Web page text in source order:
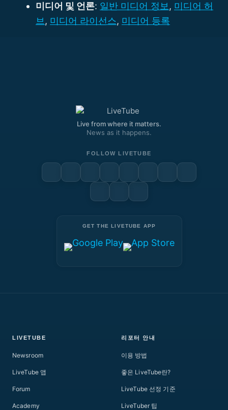
미디어 및 언론: 일반 미디어 정보 , 미디어 허
브 , 미디어 라이선스, 미디어 등록
Live from where it matters.
News as it happens.
FOLLOW LIVETUBE
GET THE LIVETUBE APP
LIVETUBE
Newsroom
LiveTube 앱
Forum
Academy
리포터 안내
이용 방법
좋은 LiveTube란?
LiveTube 선정 기준
LiveTuber 팁